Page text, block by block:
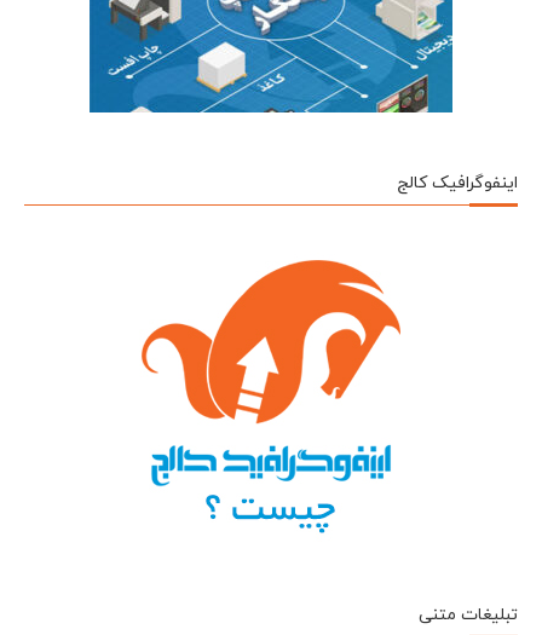
اینفوگرافیک کالج
تبلیغات متنی